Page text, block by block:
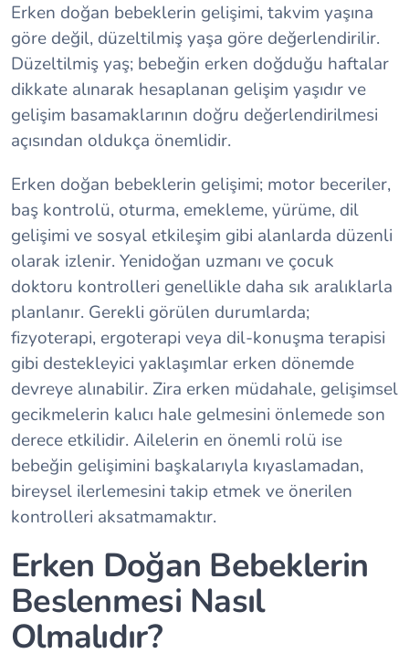
Erken doğan bebeklerin gelişimi, takvim yaşına
göre değil, düzeltilmiş yaşa göre değerlendirilir.
Düzeltilmiş yaş; bebeğin erken doğduğu haftalar
dikkate alınarak hesaplanan gelişim yaşıdır ve
gelişim basamaklarının doğru değerlendirilmesi
açısından oldukça önemlidir.
Erken doğan bebeklerin gelişimi; motor beceriler,
baş kontrolü, oturma, emekleme, yürüme, dil
gelişimi ve sosyal etkileşim gibi alanlarda düzenli
olarak izlenir. Yenidoğan uzmanı ve çocuk
doktoru kontrolleri genellikle daha sık aralıklarla
planlanır. Gerekli görülen durumlarda;
fizyoterapi, ergoterapi veya dil-konuşma terapisi
gibi destekleyici yaklaşımlar erken dönemde
devreye alınabilir. Zira erken müdahale, gelişimsel
gecikmelerin kalıcı hale gelmesini önlemede son
derece etkilidir. Ailelerin en önemli rolü ise
bebeğin gelişimini başkalarıyla kıyaslamadan,
bireysel ilerlemesini takip etmek ve önerilen
kontrolleri aksatmamaktır.
Erken Doğan Bebeklerin
Beslenmesi Nasıl
Olmalıdır?